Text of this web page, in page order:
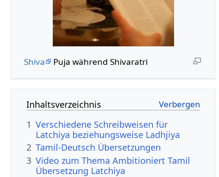
Shiva Puja während Shivaratri
Inhaltsverzeichnis
1 Verschiedene Schreibweisen für
Latchiya beziehungsweise Ladhjiya
2 Tamil-Deutsch Übersetzungen
3 Video zum Thema Ambitioniert Tamil
Übersetzung Latchiya